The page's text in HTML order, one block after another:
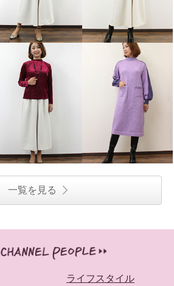
一覧を見る
ライフスタイル